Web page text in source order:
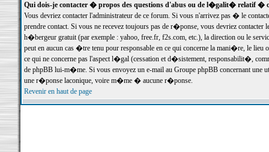
Qui dois-je contacter � propos des questions d'abus ou de l�galit� relatif �
Vous devriez contacter l'administrateur de ce forum. Si vous n'arrivez pas � le
prendre contact. Si vous ne recevez toujours pas de r�ponse, vous devriez
h�bergeur gratuit (par exemple : yahoo, free.fr, f2s.com, etc.), la direction ou le
peut en aucun cas �tre tenu pour responsable en ce qui concerne la mani�re, le
ce qui ne concerne pas l'aspect l�gal (cessation et d�sistement, responsabilit�,
de phpBB lui-m�me. Si vous envoyez un e-mail au Groupe phpBB concernant une
une r�ponse laconique, voire m�me � aucune r�ponse.
Revenir en haut de page